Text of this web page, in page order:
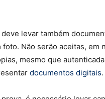
deve levar também
Não serão aceitas, em
mesmo que
documentos digitais.